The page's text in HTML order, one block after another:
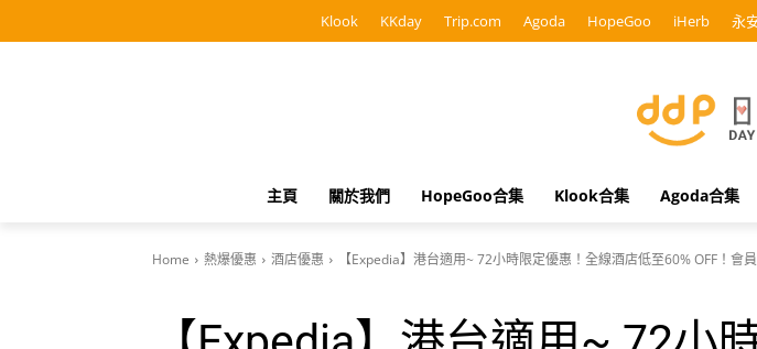
Klook KKday Trip.com Agoda HopeGoo iHerb 永
主頁 關於我們 HopeGoo合集 Klook合集 Agoda合集
Home 熱爆優惠 酒店優惠 【Expedia】港台適用~ 72小時限定優惠！全線酒店低至60% OFF！會